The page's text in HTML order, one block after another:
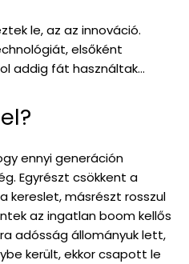
le, az az innováció.
elsőként
addig fát használtak…
ennyi generáción
Egyrészt csökkent a
kereslet, másrészt rosszul
az ingatlan boom kellős
adósság állományuk lett,
került, ekkor csapott le